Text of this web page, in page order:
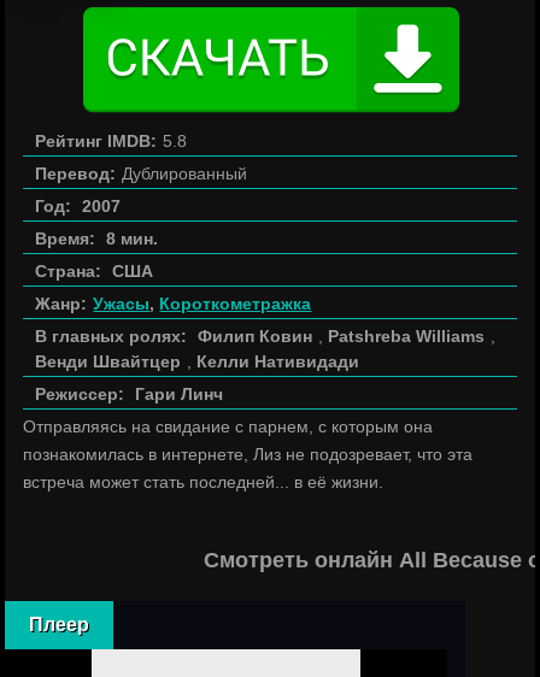
Рейтинг IMDB: 5.8
Перевод: Дублированный
Год:
2007
Время:
8 мин.
Страна:
США
Жанр: Ужасы, Короткометражка
В главных ролях:
Филип Ковин Patshreba Williams
Венди Швайтцер
Келли Нативидади
Режиссер:
Гари Линч
Отправляясь на свидание с парнем, с которым она
познакомилась в интернете, Лиз не подозревает, что эта
встреча может стать последней... в её жизни.
Смотреть онлайн All Because
Плеер